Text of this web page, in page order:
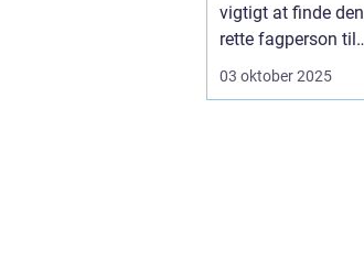
vigtigt at finde den
rette fagperson til
opgaven. Is&...
03 oktober 2025